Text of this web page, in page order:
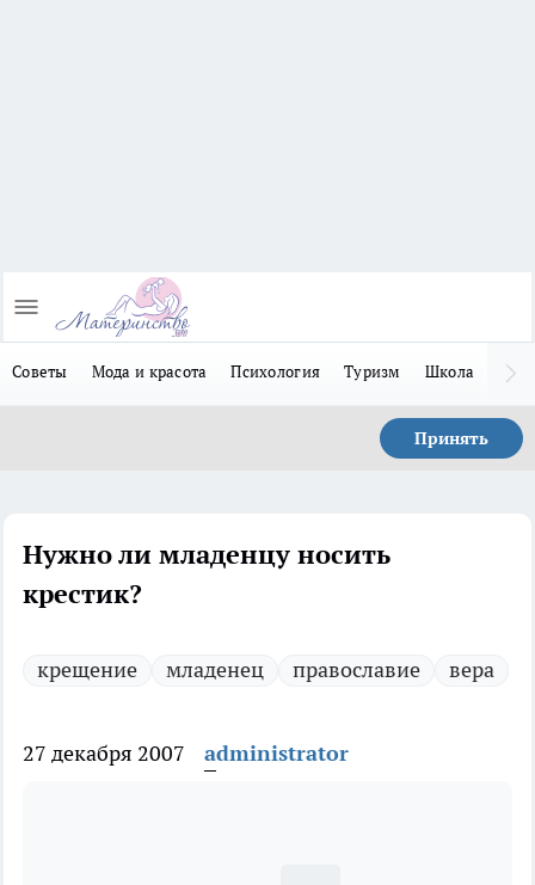
Советы Мода и красота Психология Туризм Школа
Принять
Нужно ли младенцу носить
крестик?
крещение младенец православие вера
27 декабря 2007 administrator